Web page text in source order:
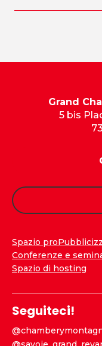
Grand
5 bis
Spazio pro
Conferenze e
Spazio di hosting
Seguiteci!